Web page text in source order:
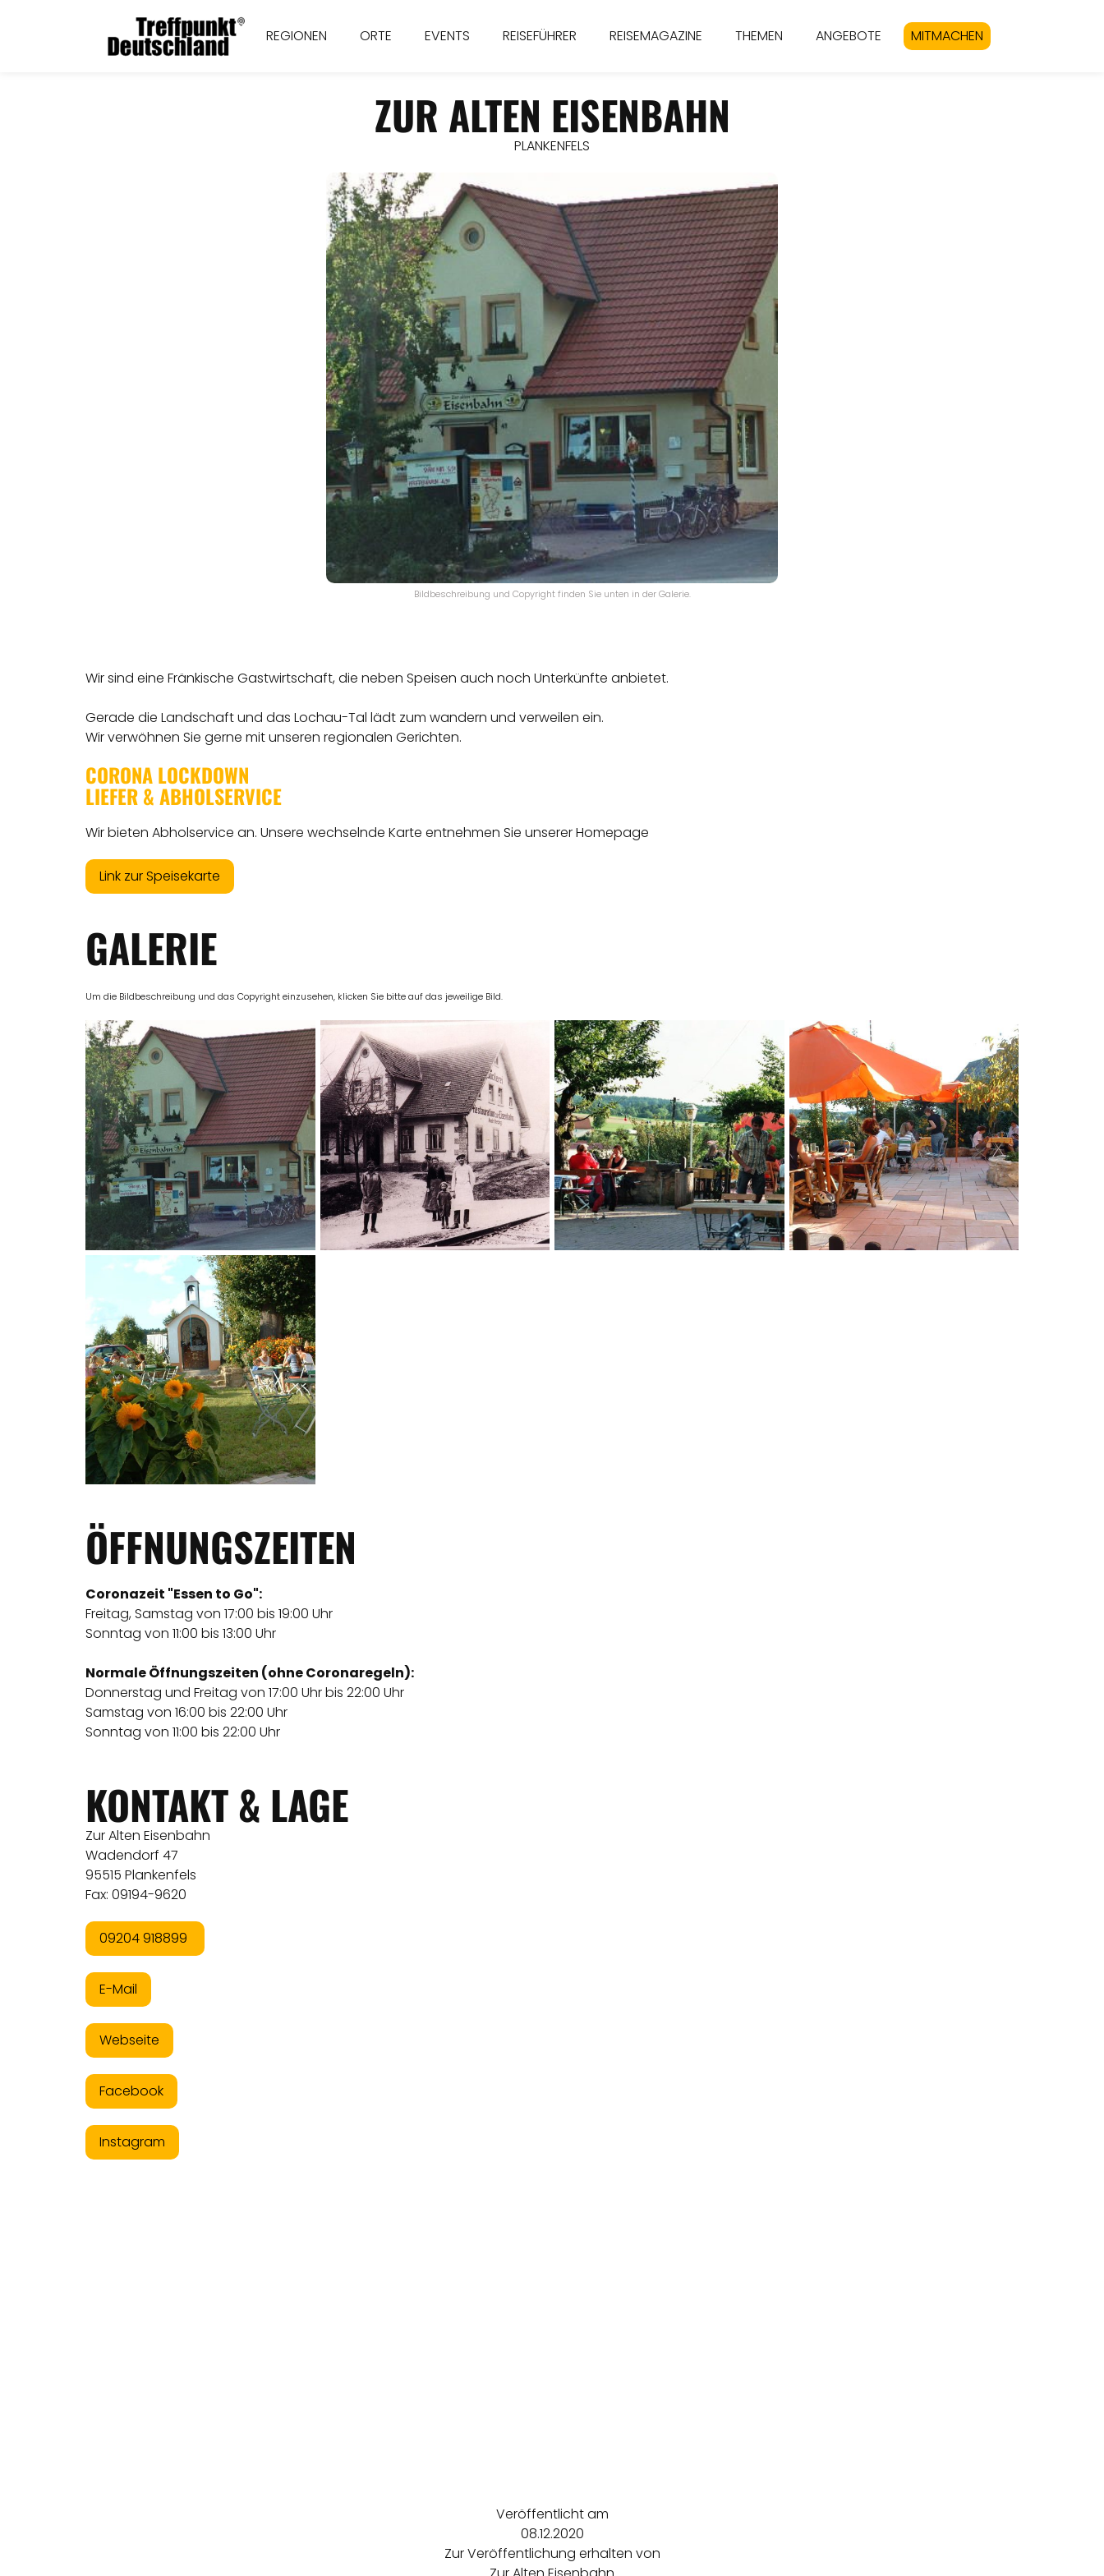
REGIONEN ORTE EVENTS REISEFÜHRER REISEMAGAZINE THEMEN ANGEBOTE MITMACHEN
ZUR ALTEN EISENBAHN
PLANKENFELS
Bildbeschreibung und Copyright finden Sie unten in der Galerie.
Wir sind eine Fränkische Gastwirtschaft, die neben Speisen auch noch Unterkünfte anbietet.
Gerade die Landschaft und das Lochau-Tal lädt zum wandern und verweilen ein.
Wir verwöhnen Sie gerne mit unseren regionalen Gerichten.
CORONA LOCKDOWN
LIEFER & ABHOLSERVICE
Wir bieten Abholservice an. Unsere wechselnde Karte entnehmen Sie unserer Homepage
Link zur Speisekarte
GALERIE
Um die Bildbeschreibung und das Copyright einzusehen, klicken Sie bitte auf das jeweilige Bild.
ÖFFNUNGSZEITEN
Coronazeit "Essen to Go":
Freitag, Samstag von 17:00 bis 19:00 Uhr
Sonntag von 11:00 bis 13:00 Uhr
Normale Öffnungszeiten (ohne Coronaregeln):
Donnerstag und Freitag von 17:00 Uhr bis 22:00 Uhr
Samstag von 16:00 bis 22:00 Uhr
Sonntag von 11:00 bis 22:00 Uhr
KONTAKT & LAGE
Zur Alten Eisenbahn
Wadendorf 47
95515 Plankenfels
Fax: 09194-9620
09204 918899
E-Mail
Webseite
Facebook
Instagram
Veröffentlicht am
08.12.2020
Zur Veröffentlichung erhalten von